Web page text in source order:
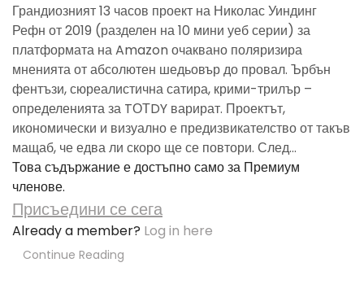
Грандиозният 13 часов проект на Николас Уиндинг
Рефн от 2019 (разделен на 10 мини уеб серии) за
платформата на Amazon очаквано поляризира
мненията от абсолютен шедьовър до провал. Ърбън
фентъзи, сюреалистична сатира, крими-трилър –
определенията за TОТDY варират. Проектът,
икономически и визуално е предизвикателство от такъв
мащаб, че едва ли скоро ще се повтори. След...
Това съдържание е достъпно само за Премиум
членове.
Присъедини се сега
Already a member? Log in here
Continue Reading